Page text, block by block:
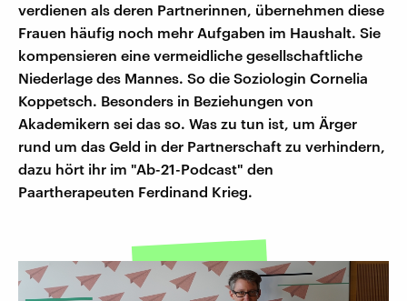
verdienen als deren Partnerinnen, übernehmen diese
Frauen häufig noch mehr Aufgaben im Haushalt. Sie
kompensieren eine vermeidliche gesellschaftliche
Niederlage des Mannes. So die Soziologin Cornelia
Koppetsch. Besonders in Beziehungen von
Akademikern sei das so. Was zu tun ist, um Ärger
rund um das Geld in der Partnerschaft zu verhindern,
dazu hört ihr im "Ab-21-Podcast" den
Paartherapeuten Ferdinand Krieg.